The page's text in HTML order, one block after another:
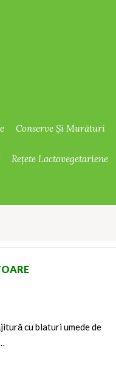
Conserve Și Murături
Rețete Lactovegetariene
cu blaturi umede de